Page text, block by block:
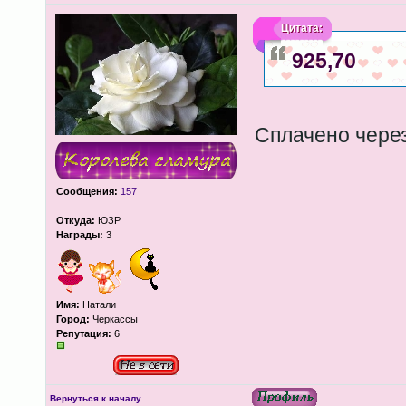
Сообщения: 157
Откуда: ЮЗР
Награды: 3
Имя: Натали
Город: Черкассы
Репутация: 6
Цитата:
925,70
Сплачено
Вернуться к началу